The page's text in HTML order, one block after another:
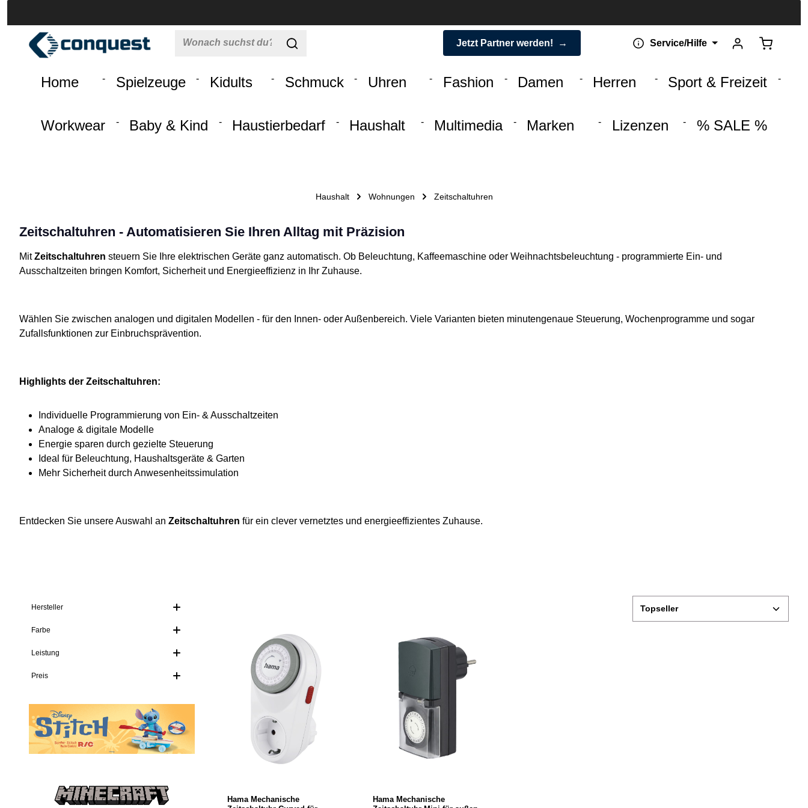
Jetzt Partner werden! Service/Hilfe
Home Spielzeuge Kidults Schmuck Uhren Fashion Damen Herren Sport & Freizeit
Workwear Baby & Kind Haustierbedarf Haushalt Multimedia Marken Lizenzen % SALE %
Haushalt Wohnungen Zeitschaltuhren
Zeitschaltuhren - Automatisieren Sie Ihren Alltag mit Präzision
MitZeitschaltuhren steuern Sie Ihre elektrischen Geräte ganz automatisch. Ob Beleuchtung, Kaffeemaschine oder Weihnachtsbeleuchtung - programmierte Ein- und
Ausschaltzeiten bringen Komfort, Sicherheit und Energieeffizienz in Ihr Zuhause.
Wählen Sie zwischen analogen und digitalen Modellen - für den Innen- oder Außenbereich. Viele Varianten bieten minutengenaue Steuerung, Wochenprogramme und sogar
Zufallsfunktionen zur Einbruchsprävention.
Highlights der Zeitschaltuhren:
Individuelle Programmierung von Ein- & Ausschaltzeiten
Analoge & digitale Modelle
Energie sparen durch gezielte Steuerung
Ideal für Beleuchtung, Haushaltsgeräte & Garten
Mehr Sicherheit durch Anwesenheitssimulation
Entdecken Sie unsere Auswahl an Zeitschaltuhren für ein clever vernetztes und energieeffizientes Zuhause.
Hersteller
Farbe
Leistung
Preis
Hama Mechanische
Hama Mechanische